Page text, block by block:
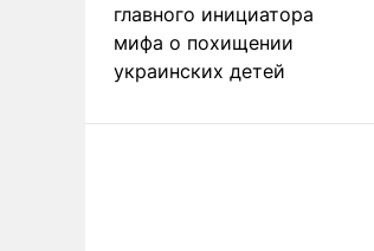
главного инициатора
мифа о похищении
украинских детей